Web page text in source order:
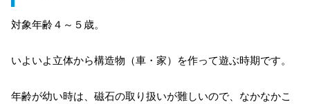
対象年齢４～５歳。
いよいよ立体から構造物（車・家）を作って遊ぶ時期です。
年齢が幼い時は、磁石の取り扱いが難しいので、なかなかこ